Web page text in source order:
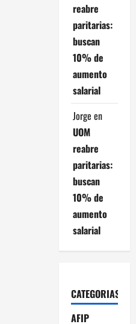
reabre
paritarias:
buscan
10% de
aumento
salarial
Jorge en
UOM
reabre
paritarias:
buscan
10% de
aumento
salarial
CATEGORIAS
AFIP